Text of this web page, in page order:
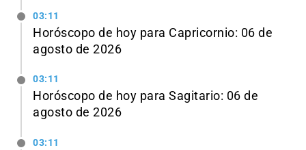
03:11
Horóscopo de hoy para Capricornio: 06 de
agosto de 2026
03:11
Horóscopo de hoy para Sagitario: 06 de
agosto de 2026
03:11